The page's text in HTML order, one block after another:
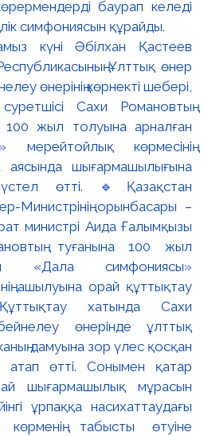
күні Әбілхан Қастеев
Ұлттық өнер
өнерінің көрнекті шебері,
Сахи Романовтың
100 жыл толуына арналған
мерейтойлық көрмесінің
шығармашылығына
үстел өтті. 🔹Қазақстан
Министрінің орынбасары –
министрі Аида Ғалымқызы
туғанына 100 жыл
«Дала симфониясы»
ашылуына орай құттықтау
хатында Сахи
өнерінде ұлттық
дамуына зор үлес қосқан
атап өтті. Сонымен қатар
бай шығармашылық мұрасын
ұрпаққа насихаттаудағы
көрменің табысты өтуіне